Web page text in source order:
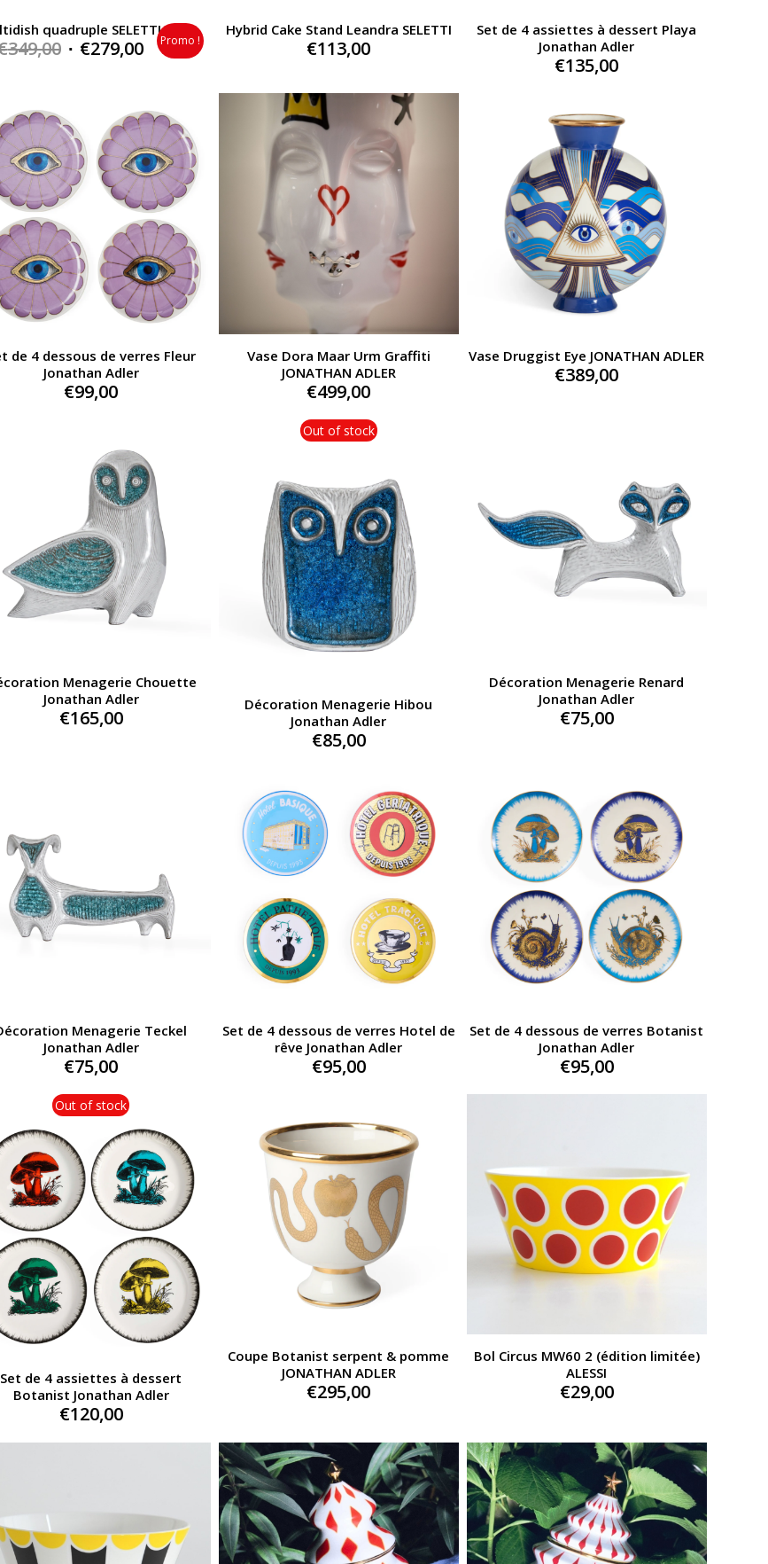
quadruple SELETTI
349,00 Original
€349,00.
€279,00Current
€279,00.
Promo !
Hybrid Cake Stand Leandra SELETTI
€113,00
Set de 4 assiettes à dessert Playa
Jonathan Adler
€135,00
de 4 dessous de verres Fleur
Jonathan Adler
€99,00
Vase Dora Maar Urm Graffiti
JONATHAN ADLER
€499,00
Vase Druggist Eye JONATHAN ADLER
€389,00
Menagerie Chouette
Jonathan Adler
€165,00
Out of stock
Décoration Menagerie Hibou
Jonathan Adler
€85,00
Décoration Menagerie Renard
Jonathan Adler
€75,00
Menagerie Teckel
Jonathan Adler
€75,00
Set de 4 dessous de verres Hotel de
rêve Jonathan Adler
€95,00
Set de 4 dessous de verres Botanist
Jonathan Adler
€95,00
Out of stock
Set de 4 assiettes à dessert
Botanist Jonathan Adler
€120,00
Coupe Botanist serpent & pomme
JONATHAN ADLER
€295,00
Bol Circus MW60 2 (édition limitée)
ALESSI
€29,00